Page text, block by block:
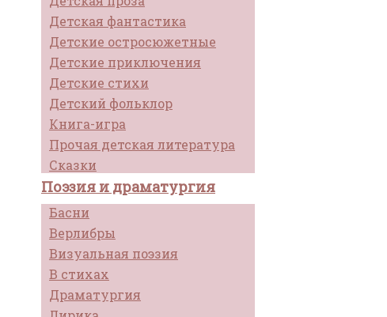
Детская фантастика
Детские остросюжетные
Детские приключения
Детские стихи
Детский фольклор
Книга-игра
Прочая детская литература
Сказки
Поэзия и драматургия
Басни
Верлибры
Визуальная поэзия
В стихах
Драматургия